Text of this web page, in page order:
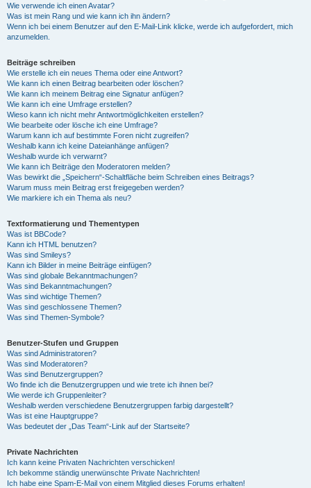
Wie verwende ich einen Avatar?
Was ist mein Rang und wie kann ich ihn ändern?
Wenn ich bei einem Benutzer auf den E-Mail-Link klicke, werde ich aufgefordert, mich
anzumelden.
Beiträge schreiben
Wie erstelle ich ein neues Thema oder eine Antwort?
Wie kann ich einen Beitrag bearbeiten oder löschen?
Wie kann ich meinem Beitrag eine Signatur anfügen?
Wie kann ich eine Umfrage erstellen?
Wieso kann ich nicht mehr Antwortmöglichkeiten erstellen?
Wie bearbeite oder lösche ich eine Umfrage?
Warum kann ich auf bestimmte Foren nicht zugreifen?
Weshalb kann ich keine Dateianhänge anfügen?
Weshalb wurde ich verwarnt?
Wie kann ich Beiträge den Moderatoren melden?
Was bewirkt die „Speichern“-Schaltfläche beim Schreiben eines Beitrags?
Warum muss mein Beitrag erst freigegeben werden?
Wie markiere ich ein Thema als neu?
Textformatierung und Thementypen
Was ist BBCode?
Kann ich HTML benutzen?
Was sind Smileys?
Kann ich Bilder in meine Beiträge einfügen?
Was sind globale Bekanntmachungen?
Was sind Bekanntmachungen?
Was sind wichtige Themen?
Was sind geschlossene Themen?
Was sind Themen-Symbole?
Benutzer-Stufen und Gruppen
Was sind Administratoren?
Was sind Moderatoren?
Was sind Benutzergruppen?
Wo finde ich die Benutzergruppen und wie trete ich ihnen bei?
Wie werde ich Gruppenleiter?
Weshalb werden verschiedene Benutzergruppen farbig dargestellt?
Was ist eine Hauptgruppe?
Was bedeutet der „Das Team“-Link auf der Startseite?
Private Nachrichten
Ich kann keine Privaten Nachrichten verschicken!
Ich bekomme ständig unerwünschte Private Nachrichten!
Ich habe eine Spam-E-Mail von einem Mitglied dieses Forums erhalten!